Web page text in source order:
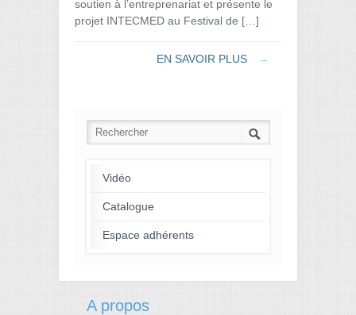
soutien à l’entreprenariat et présente le
projet INTECMED au Festival de […]
EN SAVOIR PLUS →
Vidéo
Catalogue
Espace adhérents
A propos